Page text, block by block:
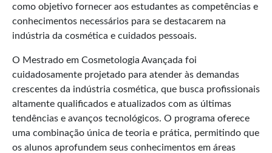
como objetivo fornecer aos estudantes as competências e
conhecimentos necessários para se destacarem na
indústria da cosmética e cuidados pessoais.
O Mestrado em Cosmetologia Avançada foi
cuidadosamente projetado para atender às demandas
crescentes da indústria cosmética, que busca profissionais
altamente qualificados e atualizados com as últimas
tendências e avanços tecnológicos. O programa oferece
uma combinação única de teoria e prática, permitindo que
os alunos aprofundem seus conhecimentos em áreas